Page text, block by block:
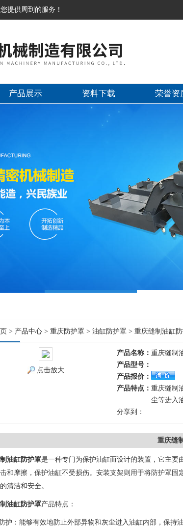
提供周到的服务！
产品展示 资料下载 荣誉资
> 产品中心 > 重庆防护罩 > 油缸防护罩 > 重庆缝制油缸
点击放大
产品名称： 重庆缝制
产品型号：
产品报价：
产品特点： 重庆缝制
尘等进入
分享到：
重庆缝
油缸防护罩是一种专门为保护油缸而设计的装置，它主要
和摩擦，保护油缸不受损伤。安装支架则用于将防护罩
清洁和安全。
油缸防护罩产品特点：
护：能够有效地防止外部异物和灰尘进入油缸内部，保